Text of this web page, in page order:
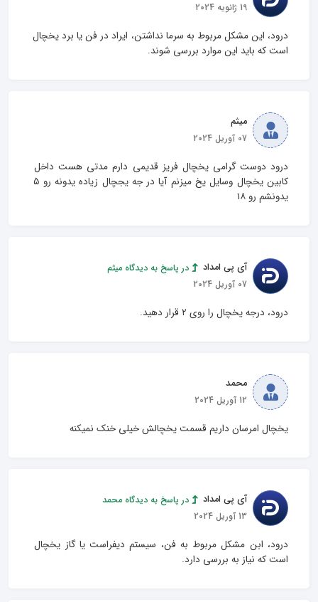
19 ژانویه 2024
درود، این مشکل مربوط به سرما نداشتن، ایراد در فن یا برد یخچال
است که باید این موارد بررسی شوند.
میثم
07 آوریل 2024
درود دوست گرامی یخچال فریز قدیمی دارم مدتی هست داخل
کابین یخچال وسایل یخ میزنم آیا در جه یجچال زیاده یدونه رو ۵
یدونشم رو ۱۸
آی پی امداد
در پاسخ به دیدگاه میثم
07 آوریل 2024
درود، درجه یخچال را روی ۲ قرار دهید.
محمد
12 آوریل 2024
یخچال امرسان داریم قسمت یخچالش خیلی خنک نمیکنه
آی پی امداد
در پاسخ به دیدگاه محمد
13 آوریل 2024
درود، ابن مشکل مربوط به فن، سیستم دیفراست یا گاز یخچال
است که نیاز به بررسی دارد.